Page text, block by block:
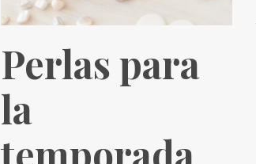
Perlas para
la
temporada